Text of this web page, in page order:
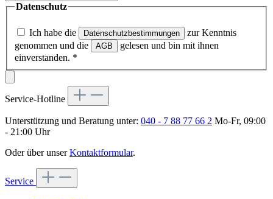
Datenschutz
Ich habe die Datenschutzbestimmungen
zur Kenntnis
genommen und die
AGB
gelesen und bin mit ihnen
einverstanden. *
Service-Hotline
Unterstützung und Beratung unter: 040 - 7 88 77 66 2 Mo-Fr, 09:00
- 21:00 Uhr
Oder über unserKontaktformular.
Service